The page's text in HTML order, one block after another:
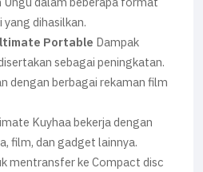
dihasilkan.
Portable Dampak
sebagai peningkatan.
dengan berbagai rekaman film
Kuyhaa bekerja dengan
film, dan gadget lainnya.
mentransfer ke Compact disc